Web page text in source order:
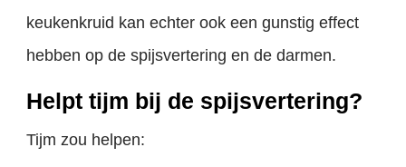
keukenkruid kan echter ook een gunstig effect
hebben op de spijsvertering en de darmen.
Helpt tijm bij de spijsvertering?
Tijm zou helpen: